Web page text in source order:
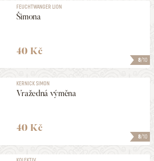
8/10
FEUCHTWANGER LION
Šimona
40 Kč
8/10
KERNICK SIMON
Vražedná výměna
40 Kč